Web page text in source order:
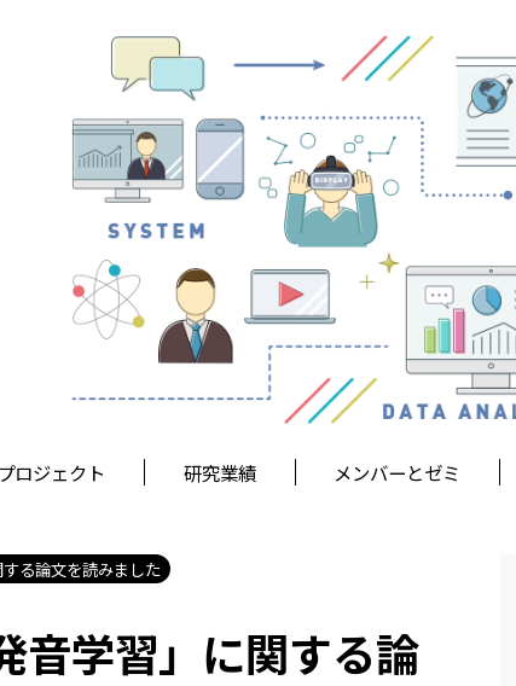
プロジェクト 研究業績 メンバーとゼミ
する論文を読みました
音学習」に関する論